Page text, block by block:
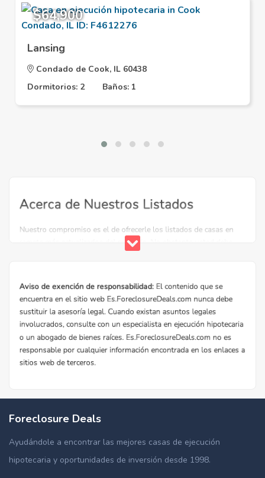
$64,900
Lansing
Condado de Cook, IL 60438
Dormitorios: 2
Baños: 1
Foreclosure Deals
Ayudándole a encontrar las mejores casas de ejecución
hipotecaria y oportunidades de inversión desde 1998.